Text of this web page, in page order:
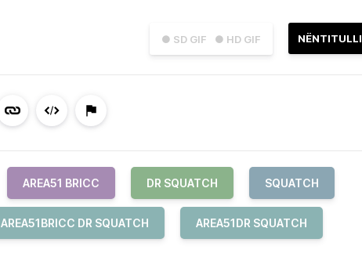
● SD GIF ● HD GIF NËNTITULLI
AREA51 BRICC DR SQUATCH SQUATCH
AREA51BRICC DR SQUATCH AREA51DR SQUATCH